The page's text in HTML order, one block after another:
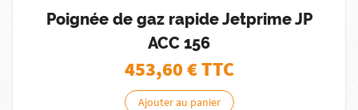
Poignée de gaz rapide Jetprime JP
ACC 156
453,60€ TTC
Ajouter au panier